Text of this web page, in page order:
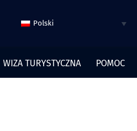
Polski
WIZA TURYSTYCZNA POMOC